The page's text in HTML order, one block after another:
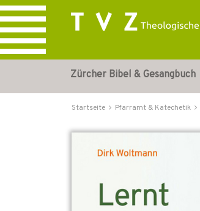
Zürcher Bibel & Gesangbuch
Startseite Pfarramt & Katechetik